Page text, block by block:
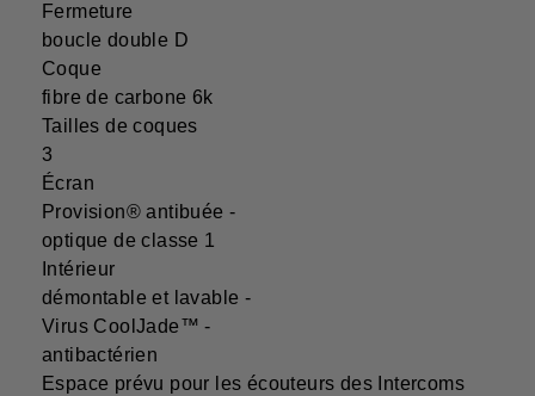
Fermeture
boucle double D
Coque
fibre de carbone 6k
Tailles de coques
3
Écran
Provision® antibuée -
optique de classe 1
Intérieur
démontable et lavable -
Virus CoolJade™ -
antibactérien
Espace prévu pour les écouteurs des Intercoms